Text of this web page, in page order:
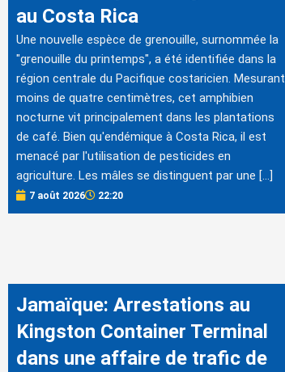
au Costa Rica
Une nouvelle espèce de grenouille, surnommée la
"grenouille du printemps", a été identifiée dans la
région centrale du Pacifique costaricien. Mesurant
moins de quatre centimètres, cet amphibien
nocturne vit principalement dans les plantations
de café. Bien qu'endémique à Costa Rica, il est
menacé par l'utilisation de pesticides en
agriculture. Les mâles se distinguent par une […]
7 août 2026 22:20
Jamaïque: Arrestations au
Kingston Container Terminal
dans une affaire de trafic de